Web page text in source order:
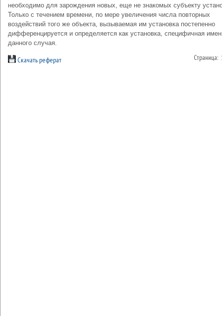
необходимо для зарождения новых, еще не знакомых субъекту
Только с течением времени, по мере увеличения числа повторных
воздействий того же объекта, вызываемая им установка постепенно
дифференцируется и определяется как установка, специфичная
данного случая.
Скачать реферат Страница: